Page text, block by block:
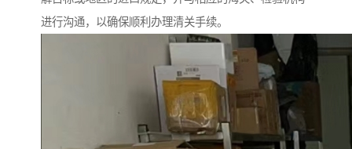
进行沟通，以确保顺利办理清关手续。